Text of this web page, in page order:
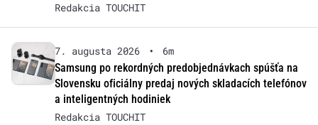
Redakcia TOUCHIT
7. augusta 2026 •
6m
Samsung po rekordných predobjednávkach spúšťa na
Slovensku oficiálny predaj nových skladacích telefónov
a inteligentných hodiniek
Redakcia TOUCHIT